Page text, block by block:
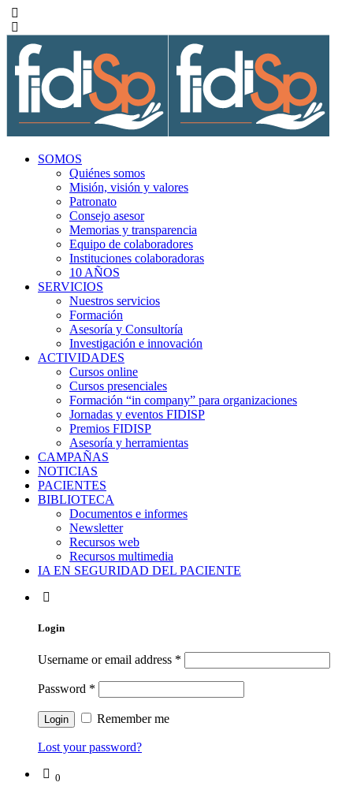
SOMOS
Quiénes somos
Misión, visión y valores
Patronato
Consejo asesor
Memorias y transparencia
Equipo de colaboradores
Instituciones colaboradoras
10 AÑOS
SERVICIOS
Nuestros servicios
Formación
Asesoría y Consultoría
Investigación e innovación
ACTIVIDADES
Cursos online
Cursos presenciales
Formación “in company” para organizaciones
Jornadas y eventos FIDISP
Premios FIDISP
Asesoría y herramientas
CAMPAÑAS
NOTICIAS
PACIENTES
BIBLIOTECA
Documentos e informes
Newsletter
Recursos web
Recursos multimedia
IA EN SEGURIDAD DEL PACIENTE
Login
Username or email address *
Password *
Remember me
Lost your password?
0